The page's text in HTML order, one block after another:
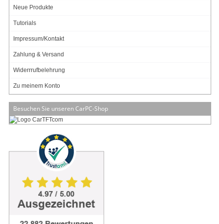
Neue Produkte
Tutorials
Impressum/Kontakt
Zahlung & Versand
Widerrrufbelehrung
Zu meinem Konto
Besuchen Sie unseren CarPC-Shop